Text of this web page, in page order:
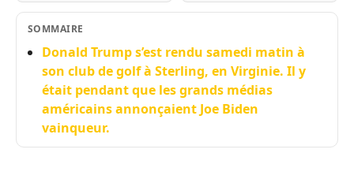
SOMMAIRE
Donald Trump s’est rendu samedi matin à
son club de golf à Sterling, en Virginie. Il y
était pendant que les grands médias
américains annonçaient Joe Biden
vainqueur.